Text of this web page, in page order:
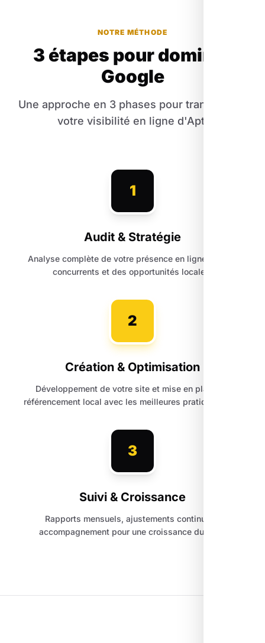
NOTRE MÉTHODE
3 étapes pour dominer
Google
Une approche en 3 phases pour transformer
votre visibilité en ligne d'Apt.
1
Audit & Stratégie
Analyse complète de votre présence en ligne, de vos
concurrents et des opportunités locales.
2
Création & Optimisation
Développement de votre site et mise en place du
référencement local avec les meilleures pratiques SEO.
3
Suivi & Croissance
Rapports mensuels, ajustements continus et
accompagnement pour une croissance durable.